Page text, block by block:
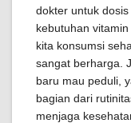
dokter untuk
kebutuhan
kita konsumsi
sangat berharga.
baru mau peduli,
bagian dari
menjaga